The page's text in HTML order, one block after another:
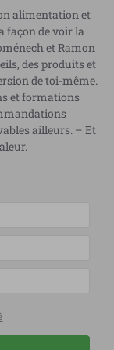
alimentation et
façon de voir la
et Ramon
des produits et
de toi-même.
et formations
ailleurs. – Et